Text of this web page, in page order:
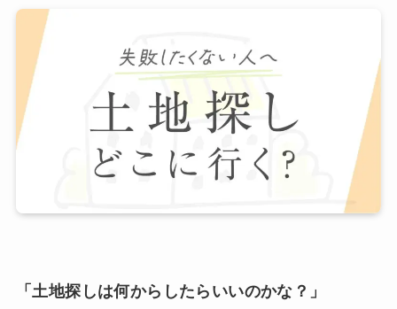
「土地探しは何からしたらいいのかな？」